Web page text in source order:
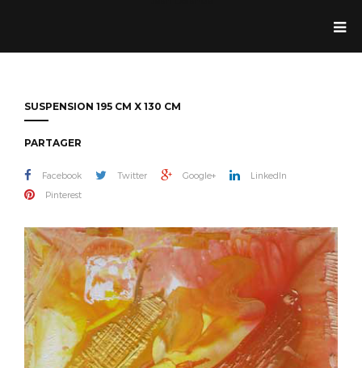
SUSPENSION 195 CM X 130 CM
PARTAGER
Facebook Twitter Google+
LinkedIn
Pinterest